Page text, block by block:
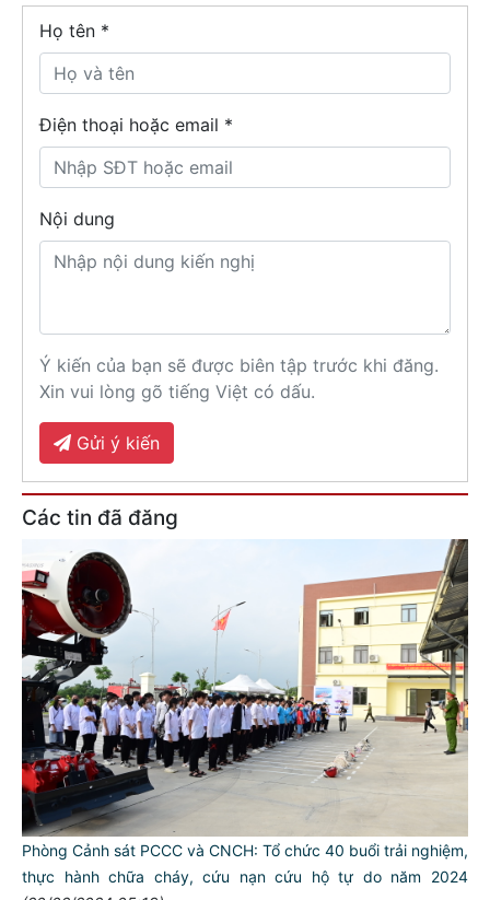
Họ tên *
Điện thoại hoặc email *
Nội dung
Ý kiến của bạn sẽ được biên tập trước khi đăng.
Xin vui lòng gõ tiếng Việt có dấu.
Gửi ý kiến
Các tin đã đăng
Phòng Cảnh sát PCCC và CNCH: Tổ chức 40 buổi trải nghiệm,
thực hành chữa cháy, cứu nạn cứu hộ tự do năm 2024